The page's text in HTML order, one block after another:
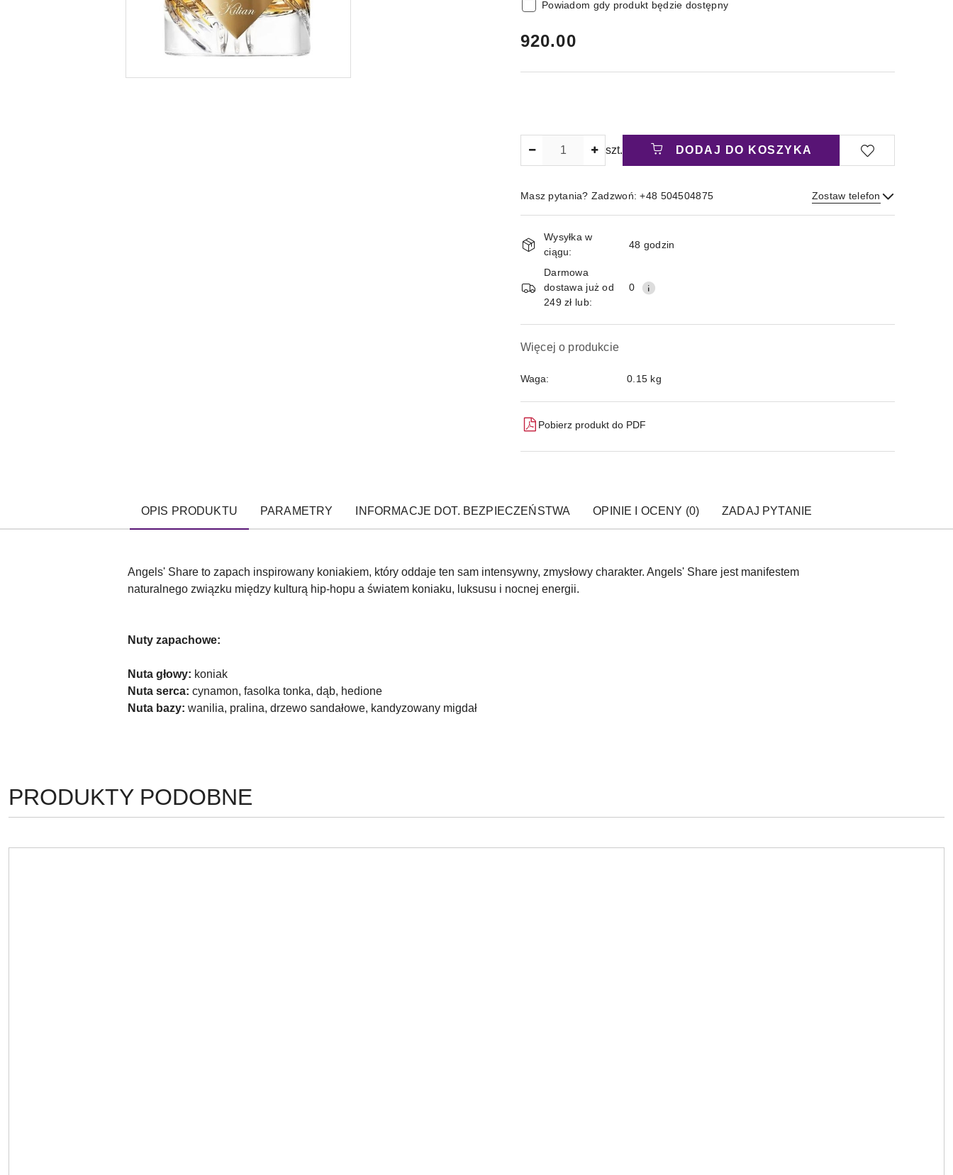
Powiadom gdy produkt będzie dostępny
cena:
920.00
szt. DODAJ DO KOSZYKA
Masz pytania? Zadzwoń: +48 504504875 Zostaw telefon
Wyślij
i
dostawa
Wysyłka w
ciągu:
48 godzin
Darmowa
dostawa już od
249 zł lub:
0
Więcej o produkcie
Waga: 0.15 kg
Pobierz produkt do PDF
OPIS PRODUKTU PARAMETRY INFORMACJE DOT. BEZPIECZEŃSTWA OPINIE I OCENY (0) ZADAJ PYTANIE
Angels' Share to zapach inspirowany koniakiem, który oddaje ten sam intensywny, zmysłowy charakter. Angels' Share jest manifestem
naturalnego związku między kulturą hip-hopu a światem koniaku, luksusu i nocnej energii.
Nuty zapachowe:
Nuta głowy: koniak
Nuta serca: cynamon, fasolka tonka, dąb, hedione
Nuta bazy: wanilia, pralina, drzewo sandałowe, kandyzowany migdał
Pomiń karuzelę produktów
PRODUKTY
O
STATUSIE:
PRODUKTY PODOBNE